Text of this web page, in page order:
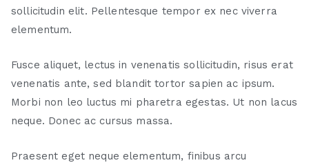
sollicitudin elit. Pellentesque tempor ex nec viverra
elementum.
Fusce aliquet, lectus in venenatis sollicitudin, risus erat
venenatis ante, sed blandit tortor sapien ac ipsum.
Morbi non leo luctus mi pharetra egestas. Ut non lacus
neque. Donec ac cursus massa.
Praesent eget neque elementum, finibus arcu